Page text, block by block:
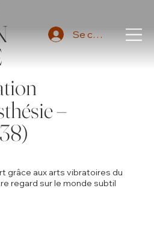
Se connecter
–
grâce aux arts vibratoires du
regard sur le monde subtil